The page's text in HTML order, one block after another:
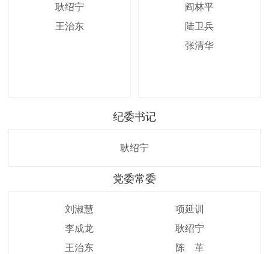
耿绍宁
王治东
阎林平
陆卫兵
张清华
纪委书记
耿绍宁
党委常委
刘淑慧
项延训
李成龙
耿绍宁
王治东
陈 革